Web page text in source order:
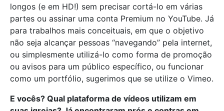
longos (e em HD!) sem precisar cortá-lo em várias
partes ou assinar uma conta Premium no YouTube. Já
para trabalhos mais conceituais, em que o objetivo
não seja alcançar pessoas “navegando” pela internet,
ou simplesmente utilizá-lo como forma de promoção
ou avisos para um público específico, ou funcionar
como um portfólio, sugerimos que se utilize o Vimeo.
E vocês? Qual plataforma de vídeos utilizam em